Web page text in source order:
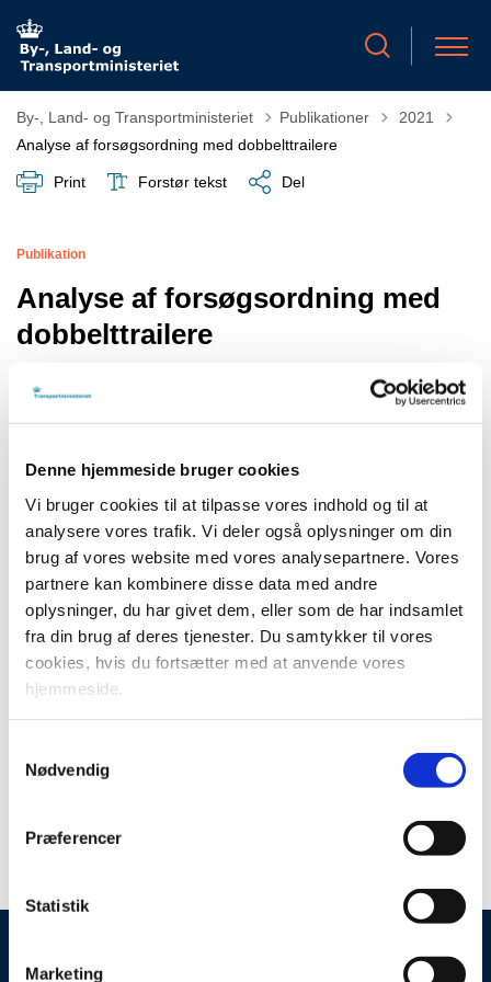
Denne hjemmeside bruger cookies
Vi bruger cookies til at tilpasse vores indhold og til at
analysere vores trafik. Vi deler også oplysninger om din
brug af vores website med vores analysepartnere. Vores
partnere kan kombinere disse data med andre
oplysninger, du har givet dem, eller som de har indsamlet
fra din brug af deres tjenester. Du samtykker til vores
cookies, hvis du fortsætter med at anvende vores
hjemmeside.
Nødvendig
Præferencer
Statistik
Marketing
By-, Land- og Transportministeriet Publikationer Tilbage til
2021
Analyse af forsøgsordning med dobbelttrailere
Print Forstør tekst Del
Publikation
Analyse af forsøgsordning med
dobbelttrailere
Vejdirektoratet har udarbejdet rapporten.
Print Forstør tekst Del
This work is licensed under a Creative Commons
Attribution-NonCommercial-NoDerivatives 4.0 International
License
Links
Dobbelttrailere FINAL A